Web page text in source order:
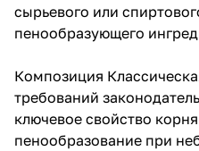
сырьевого или
пенообразующего
Композиция
требований
ключевое свойство
пенообразование при